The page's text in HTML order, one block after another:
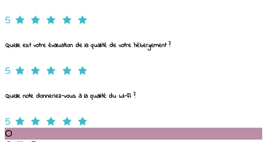
5
Quelle est votre évaluation de la qualité de votre hébergement ?
5
Quelle note donneriez-vous à la qualité du Wi-Fi ?
5
O